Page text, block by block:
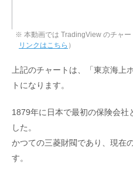
※ 本動画では TradingView のチャー
リンクはこちら ）
上記のチャートは、「東京海上
トになります。
1879年に日本で最初の保険会社
した。
かつての三菱財閥であり、現在
す。